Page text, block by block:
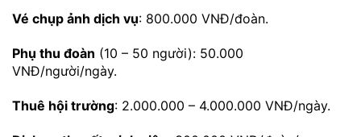
Vé chụp ảnh dịch vụ: 800.000 VNĐ/đoàn.
Phụ thu đoàn (10 – 50 người): 50.000
VNĐ/người/ngày.
Thuê hội trường: 2.000.000 – 4.000.000 VNĐ/ngày.